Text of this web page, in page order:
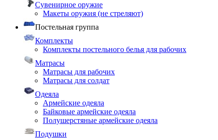
Сувенирное оружие
Макеты оружия (не стреляют)
Постельная группа
Комплекты
Комплекты постельного белья для рабочих
Матрасы
Матрасы для рабочих
Матрасы для солдат
Одеяла
Армейские одеяла
Байковые армейские одеяла
Полушерстяные армейские одеяла
Подушки